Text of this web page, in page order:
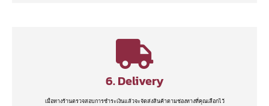
6. Delivery
เมื่อทางร้านตรวจสอบการชำระเงินแล้วจะจัดส่งสินค้าตามช่องทางที่คุณเลือกไว้